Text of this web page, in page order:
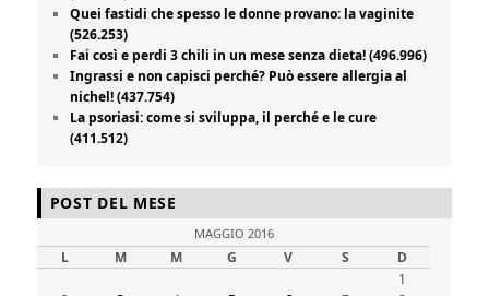
Quei fastidi che spesso le donne provano: la vaginite
(526.253)
Fai così e perdi 3 chili in un mese senza dieta! (496.996)
Ingrassi e non capisci perché? Può essere allergia al
nichel! (437.754)
La psoriasi: come si sviluppa, il perché e le cure
(411.512)
POST DEL MESE
MAGGIO 2016
L M M G V S
D
1